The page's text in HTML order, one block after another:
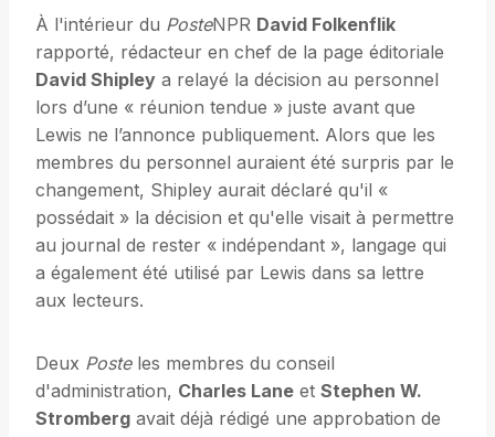
À l'intérieur du PosteNPR David Folkenflik
rapporté, rédacteur en chef de la page éditoriale
David Shipley a relayé la décision au personnel
lors d’une « réunion tendue » juste avant que
Lewis ne l’annonce publiquement. Alors que les
membres du personnel auraient été surpris par le
changement, Shipley aurait déclaré qu'il «
possédait » la décision et qu'elle visait à permettre
au journal de rester « indépendant », langage qui
a également été utilisé par Lewis dans sa lettre
aux lecteurs.
Deux Posteles membres du conseil
d'administration, Charles Lane et Stephen W.
Stromberg avait déjà rédigé une approbation de